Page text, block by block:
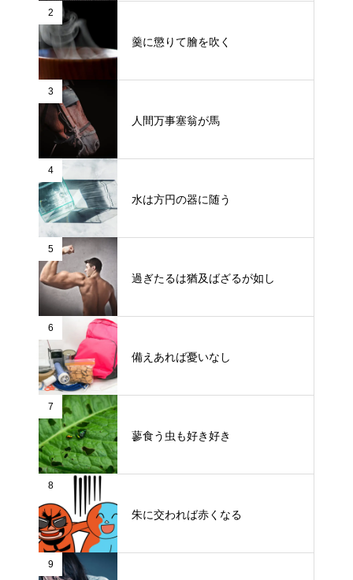
2
羹に懲りて膾を吹く
3
人間万事塞翁が馬
4
水は方円の器に随う
5
過ぎたるは猶及ばざるが如し
6
備えあれば憂いなし
7
蓼食う虫も好き好き
8
朱に交われば赤くなる
9